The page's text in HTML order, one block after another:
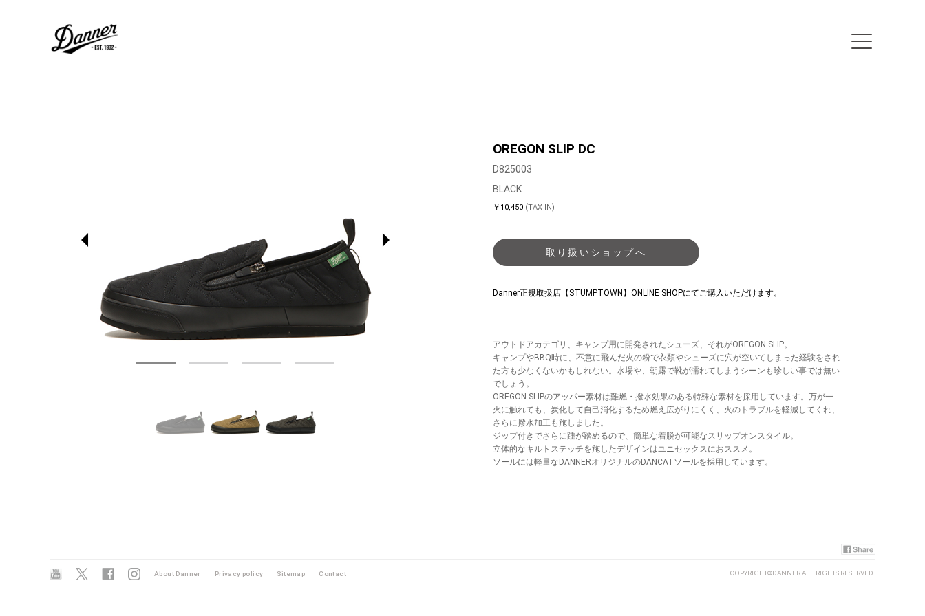
OREGON SLIP DC
D825003
BLACK
￥10,450 (TAX IN)
取り扱いショップへ
Danner正規取扱店【STUMPTOWN】ONLINE SHOPにてご購入いただけます。
アウトドアカテゴリ、キャンプ用に開発されたシューズ、それがOREGON SLIP。
キャンプやBBQ時に、不意に飛んだ火の粉で衣類やシューズに穴が空いてしまった経験をされ
た方も少なくないかもしれない。水場や、朝露で靴が濡れてしまうシーンも珍しい事では無い
でしょう。
OREGON SLIPのアッパー素材は難燃・撥水効果のある特殊な素材を採用しています。万が一
火に触れても、炭化して自己消化するため燃え広がりにくく、火のトラブルを軽減してくれ、
さらに撥水加工も施しました。
ジップ付きでさらに踵が踏めるので、簡単な着脱が可能なスリップオンスタイル。
立体的なキルトステッチを施したデザインはユニセックスにおススメ。
ソールには軽量なDANNERオリジナルのDANCATソールを採用しています。
About Danner Privacy policy Sitemap Contact COPYRIGHT©DANNER ALL RIGHTS RESERVED.